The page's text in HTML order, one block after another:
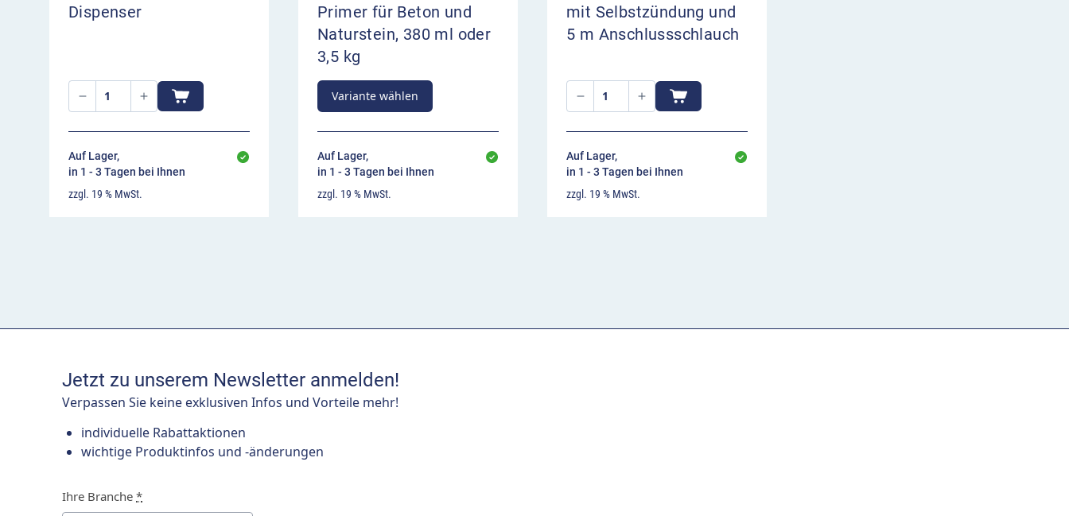
Dispenser
Auf Lager,
in 1 - 3 Tagen bei Ihnen
zzgl. 19 % MwSt.
Primer für Beton und
Naturstein, 380 ml oder
3,5 kg
Variante wählen
Auf Lager,
in 1 - 3 Tagen bei Ihnen
zzgl. 19 % MwSt.
mit Selbstzündung und
5 m Anschlussschlauch
Auf Lager,
in 1 - 3 Tagen bei Ihnen
zzgl. 19 % MwSt.
Jetzt zu unserem Newsletter anmelden!
Verpassen Sie keine exklusiven Infos und Vorteile mehr!
individuelle Rabattaktionen
wichtige Produktinfos und -änderungen
Ihre Branche *